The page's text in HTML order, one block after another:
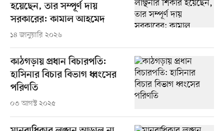
হয়েছেন, তার সম্পূর্ণ দায়
সরকারের: কামাল আহমেদ
১৪ জানুয়ারি ২০২৬
কাঠগড়ায় প্রধান বিচারপতি:
হাসিনার বিচার বিভাগ ধ্বংসের
পরিণতি
০৩ আগস্ট ২০২৫